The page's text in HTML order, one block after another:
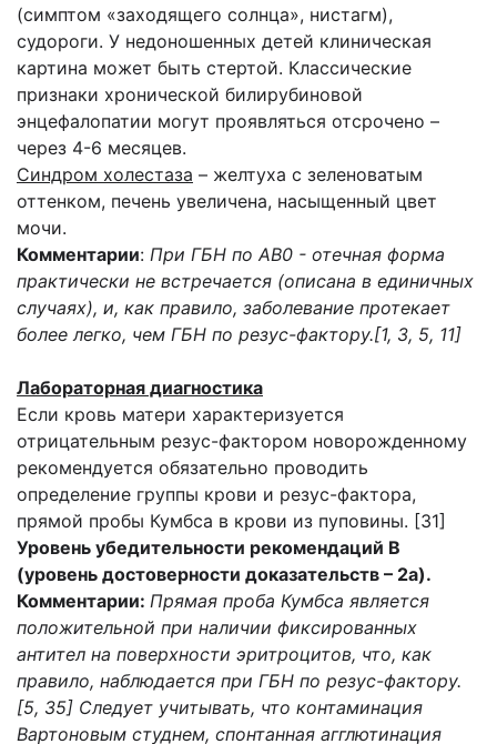
(симптом «заходящего солнца», нистагм),
судороги. У недоношенных детей клиническая
картина может быть стертой. Классические
признаки хронической билирубиновой
энцефалопатии могут проявляться отсрочено –
через 4-6 месяцев.
Синдром холестаза – желтуха с зеленоватым
оттенком, печень увеличена, насыщенный цвет
мочи.
Комментарии: При ГБН по АВ0 - отечная форма
практически не встречается (описана в единичных
случаях), и, как правило, заболевание протекает
более легко, чем ГБН по резус-фактору.[1, 3, 5, 11]
Лабораторная диагностика
Если кровь матери характеризуется
отрицательным резус-фактором новорожденному
рекомендуется обязательно проводить
определение группы крови и резус-фактора,
прямой пробы Кумбса в крови из пуповины. [31]
Уровень убедительности рекомендаций В
(уровень достоверности доказательств – 2а).
Комментарии: Прямая проба Кумбса является
положительной при наличии фиксированных
антител на поверхности эритроцитов, что, как
правило, наблюдается при ГБН по резус-фактору.
[5, 35] Следует учитывать, что контаминация
Вартоновым студнем, спонтанная агглютинация